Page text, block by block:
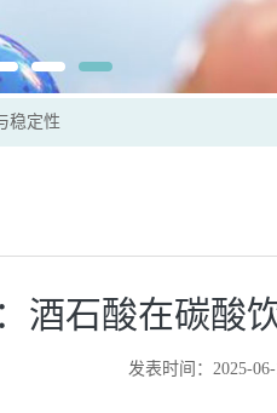
稳定性
酒石酸在碳酸
发表时间：2025-